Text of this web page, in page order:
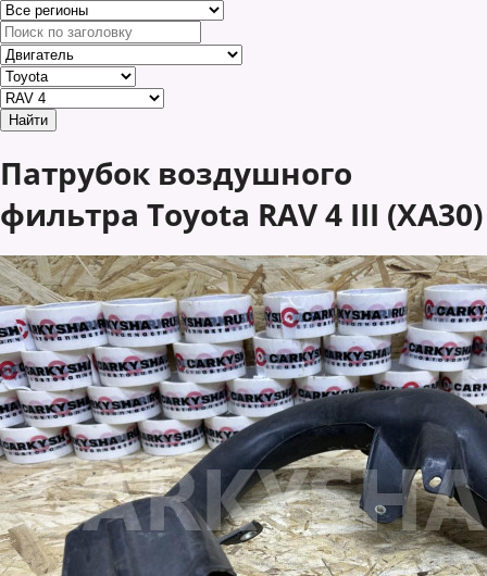
Патрубок воздушного
фильтра Toyota RAV 4 III (XA30)